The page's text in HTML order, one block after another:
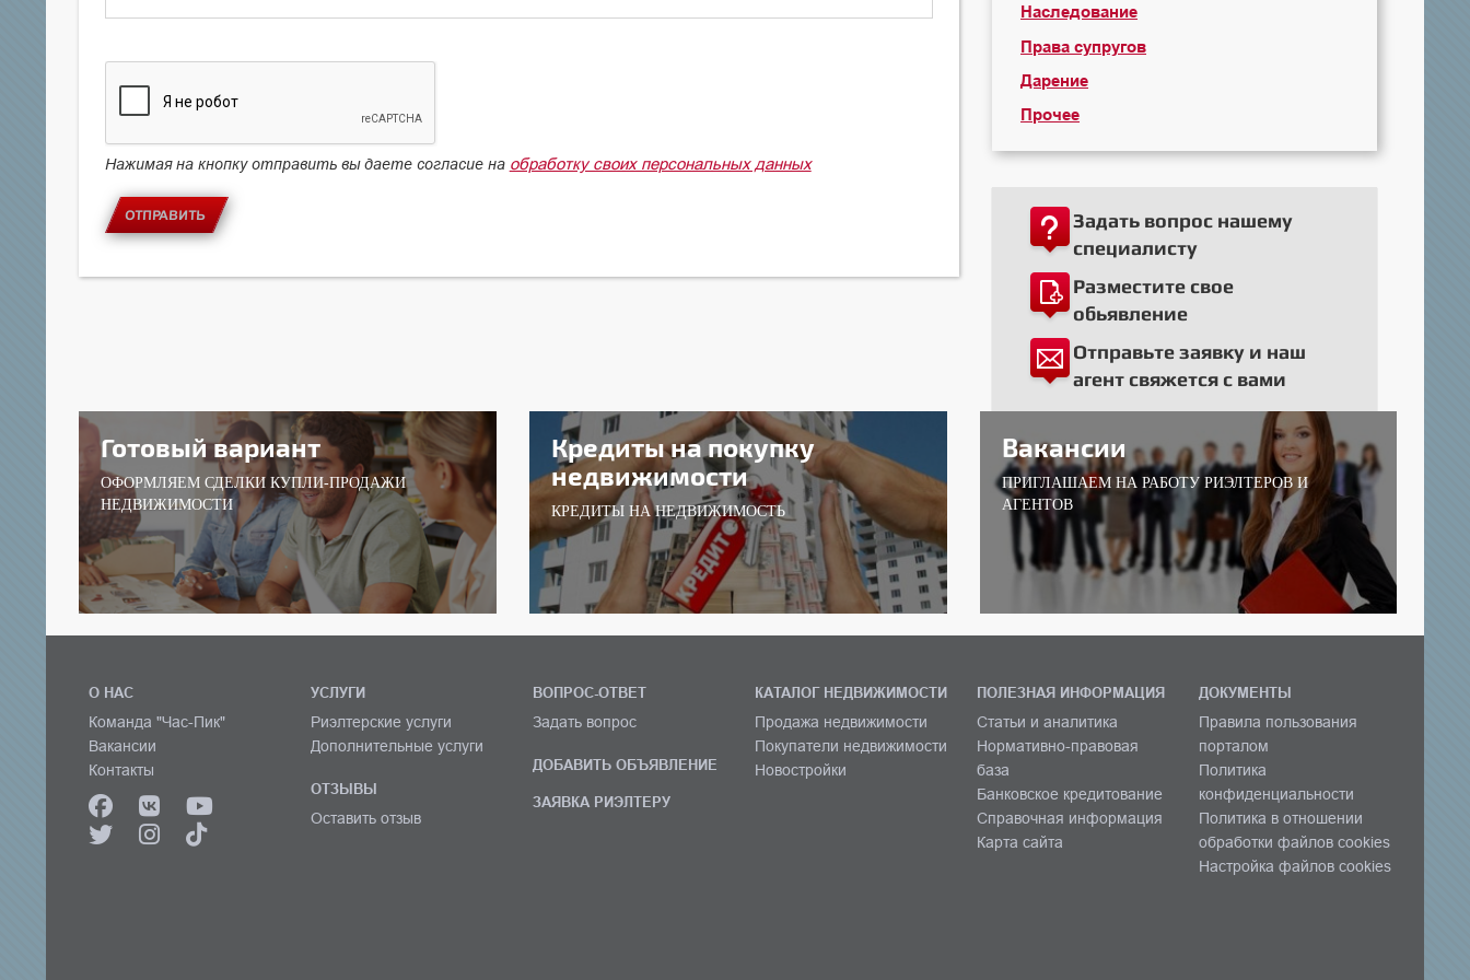
Нажимая на кнопку отправить вы даете согласие на обработку своих персональных данных
ОТПРАВИТЬ
Наследование
Права супругов
Дарение
Прочее
Задать вопрос нашему
специалисту
Разместите свое
обьявление
Отправьте заявку и наш
агент свяжется с вами
Готовый вариант
ОФОРМЛЯЕМ СДЕЛКИ КУПЛИ-ПРОДАЖИ
НЕДВИЖИМОСТИ
Кредиты на покупку
недвижимости
КРЕДИТЫ НА НЕДВИЖИМОСТЬ
Вакансии
ПРИГЛАШАЕМ НА РАБОТУ РИЭЛТЕРОВ И
АГЕНТОВ
О НАС
Команда "Час-Пик"
Вакансии
Контакты
УСЛУГИ
Риэлтерские услуги
Дополнительные услуги
ОТЗЫВЫ
Оставить отзыв
ВОПРОС-ОТВЕТ
Задать вопрос
ДОБАВИТЬ ОБЪЯВЛЕНИЕ
ЗАЯВКА РИЭЛТЕРУ
КАТАЛОГ НЕДВИЖИМОСТИ
Продажа недвижимости
Покупатели недвижимости
Новостройки
ПОЛЕЗНАЯ ИНФОРМАЦИЯ
Статьи и аналитика
Нормативно-правовая
база
Банковское кредитование
Справочная информация
Карта сайта
ДОКУМЕНТЫ
Правила пользования
порталом
Политика
конфиденциальности
Политика в отношении
обработки файлов cookies
Настройка файлов cookies